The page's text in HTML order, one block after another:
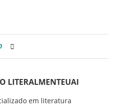
LITERALMENTEUAI
em literatura